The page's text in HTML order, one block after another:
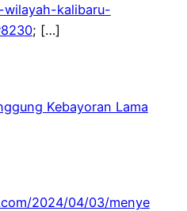
kalibaru-
; […]
Kebayoran Lama
2024/04/03/menye